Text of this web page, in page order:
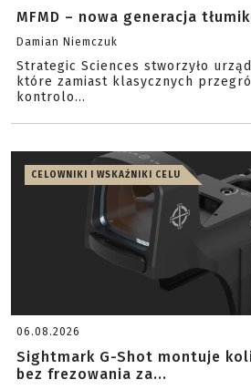
MFMD – nowa generacja
Damian Niemczuk
Strategic Sciences stworzyło
które zamiast klasycznych
kontrolo...
CELOWNIKI I WSKAŹNIKI CELU
06.08.2026
Sightmark G-Shot montuje
bez frezowania za...